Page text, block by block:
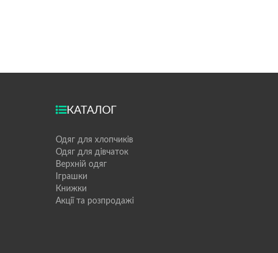
КАТАЛОГ
Одяг для хлопчиків
Одяг для дівчаток
Верхній одяг
Іграшки
Книжки
Акції та розпродажі